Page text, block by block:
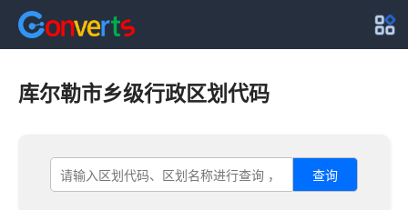
库尔勒市乡级行政区划代码
查询